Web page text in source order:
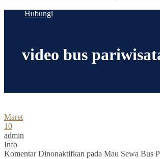
Hubungi
video bus
Maret
10
admin
Info
Komentar Dinonaktifkan pada Mau Sewa Bus